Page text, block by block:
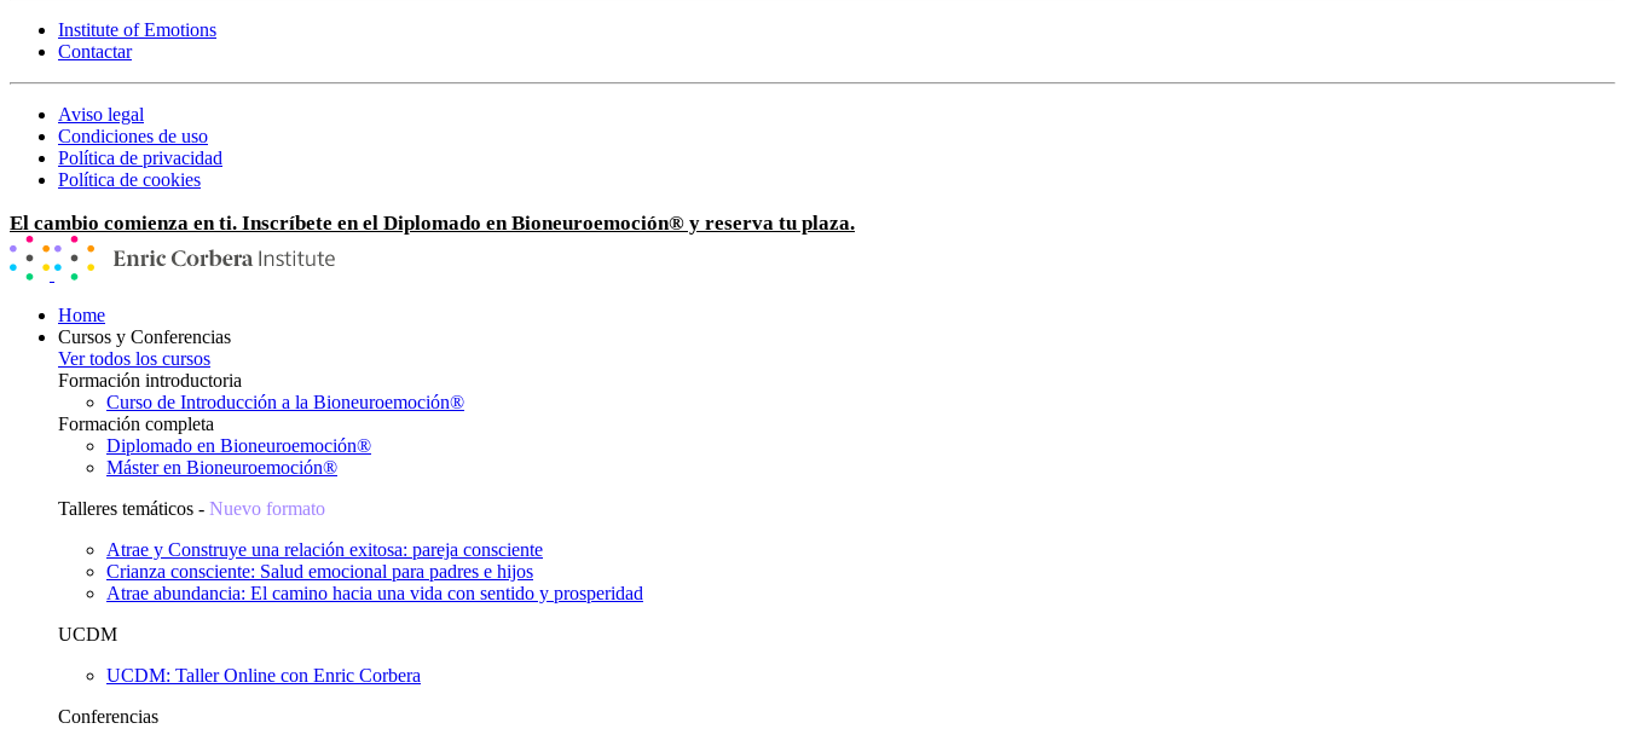
Institute of Emotions
Contactar
Aviso legal
Condiciones de uso
Política de privacidad
Política de cookies
El cambio comienza en ti. Inscríbete en el Diplomado en Bioneuroemoción® y reserva tu plaza.
Home
Cursos y Conferencias
Ver todos los cursos
Formación introductoria
Curso de Introducción a la Bioneuroemoción®
Formación completa
Diplomado en Bioneuroemoción®
Máster en Bioneuroemoción®
Talleres temáticos - Nuevo formato
Atrae y Construye una relación exitosa: pareja consciente
Crianza consciente: Salud emocional para padres e hijos
Atrae abundancia: El camino hacia una vida con sentido y prosperidad
UCDM
UCDM: Taller Online con Enric Corbera
Conferencias